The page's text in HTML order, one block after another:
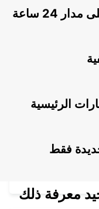
AVESTA
ساعة
فقط
معرفة ذلك